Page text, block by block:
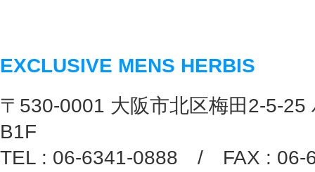
EXCLUSIVE MENS HERBIS
〒530-0001 大阪市北区梅田2-5-25
B1F
TEL : 06-6341-0888 / FAX : 06-